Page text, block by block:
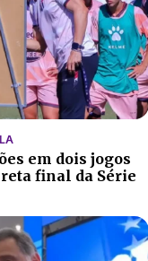
em dois jogos
final da Série